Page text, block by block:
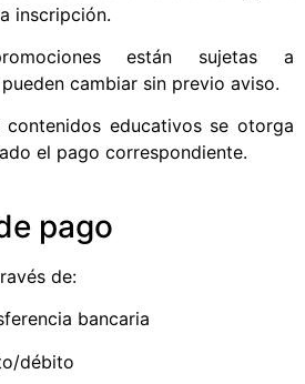
inscripción.
están sujetas a
cambiar sin previo aviso.
educativos se otorga
el pago correspondiente.
pago
de:
bancaria
débito